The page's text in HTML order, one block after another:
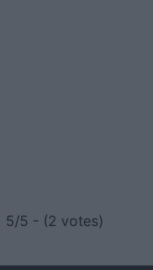
5/5 - (2 votes)